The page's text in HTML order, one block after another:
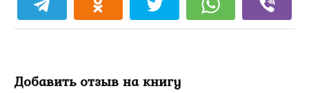
Добавить отзыв на книгу